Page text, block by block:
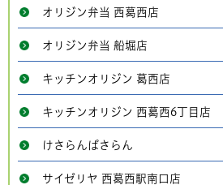
オリジン弁当 西葛西店
オリジン弁当 船堀店
キッチンオリジン 葛西店
キッチンオリジン 西葛西6丁目店
けさらんぱさらん
サイゼリヤ 西葛西駅南口店